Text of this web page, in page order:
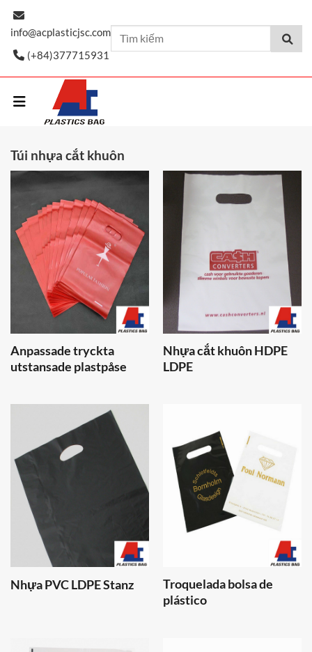
Skip
info@acplasticjsc.com
(+84)377715931
Túi nhựa cắt khuôn
Anpassade tryckta
utstansade plastpåse
Nhựa cắt khuôn HDPE
LDPE
Nhựa PVC LDPE Stanz
Troquelada bolsa de
plástico